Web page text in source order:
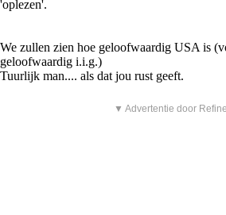
'oplezen'.
We zullen zien hoe geloofwaardig USA is
geloofwaardig i.i.g.)
Tuurlijk man.... als dat jou rust geeft.
▼ Advertentie door